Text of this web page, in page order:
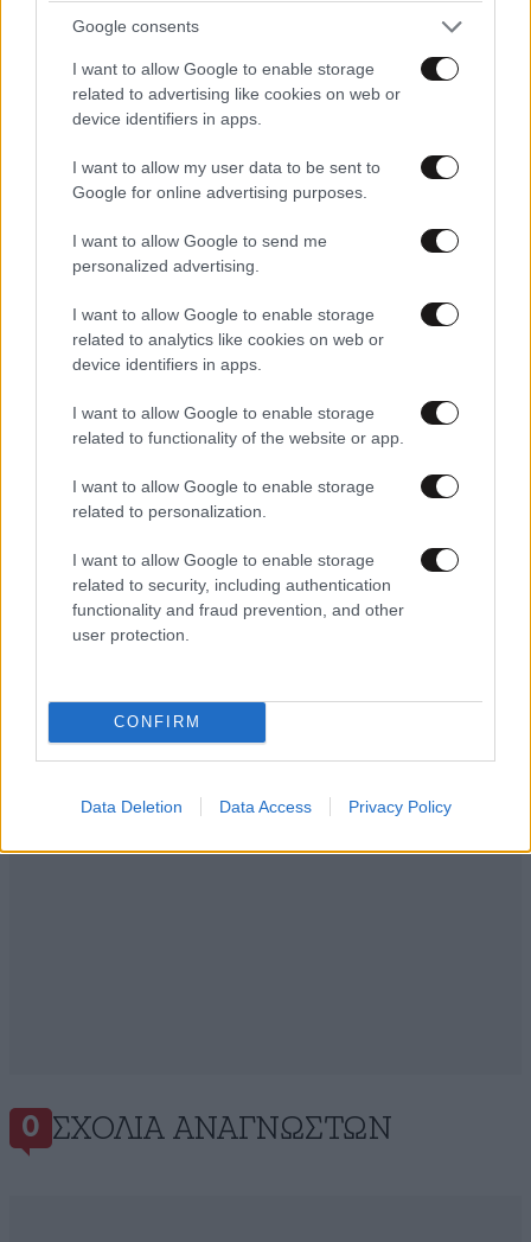
Google consents
I want to allow Google to enable storage
related to advertising like cookies on web or
device identifiers in apps.
I want to allow my user data to be sent to
Google for online advertising purposes.
I want to allow Google to send me
personalized advertising.
I want to allow Google to enable storage
related to analytics like cookies on web or
device identifiers in apps.
I want to allow Google to enable storage
related to functionality of the website or app.
I want to allow Google to enable storage
related to personalization.
I want to allow Google to enable storage
related to security, including authentication
functionality and fraud prevention, and other
user protection.
CONFIRM
Data Deletion Data Access Privacy Policy
Ζελένσκι: «Ευχαριστώ» στη Γερουσία των ΗΠΑ
για τις κυρώσεις στη Ρωσία
Σένγκεν υπό πίεση: Ποιες χώρες παίρνουν θέση
στη διαμάχη Ισπανίας – Ιταλίας
0 ΣΧΌΛΙΑ ΑΝΑΓΝΩΣΤΏΝ